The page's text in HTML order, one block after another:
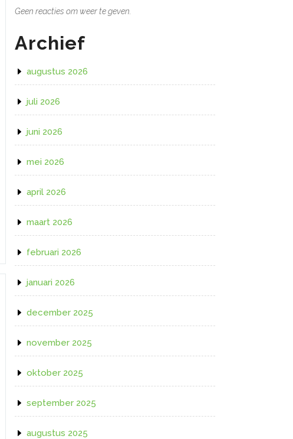
Geen reacties om weer te geven.
Archief
augustus 2026
juli 2026
juni 2026
mei 2026
april 2026
maart 2026
februari 2026
januari 2026
december 2025
november 2025
oktober 2025
september 2025
augustus 2025